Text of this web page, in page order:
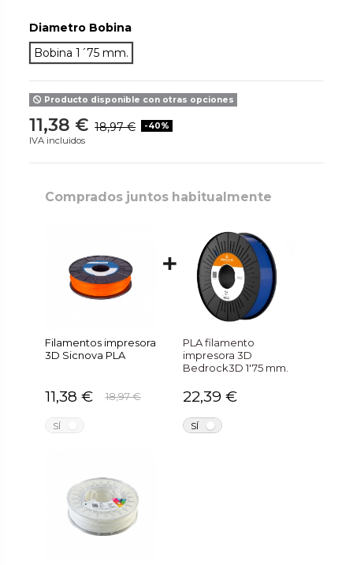
Diametro Bobina
Bobina 1´75 mm.
Producto disponible con otras opciones
11,38 € 18,97 € -40%
IVA incluidos
Comprados juntos habitualmente
Filamentos impresora
3D Sicnova PLA
11,38 € 18,97 €
SÍ
PLA filamento
impresora 3D
Bedrock3D 1'75 mm.
22,39 €
SÍ